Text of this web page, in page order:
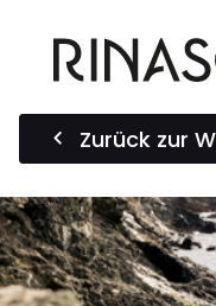
Zurück zur